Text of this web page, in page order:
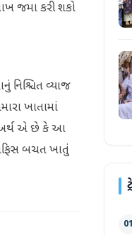
જમા કરી શકો
નિશ્ચિત વ્યાજ
ખાતામાં
અર્થ એ છે કે આ
બચત ખાતું
01